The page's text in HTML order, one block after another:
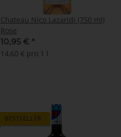
Chateau Nico Lazaridi (750 ml)
Rose
10,95 € *
14,60 € pro 1 l
BESTSELLER